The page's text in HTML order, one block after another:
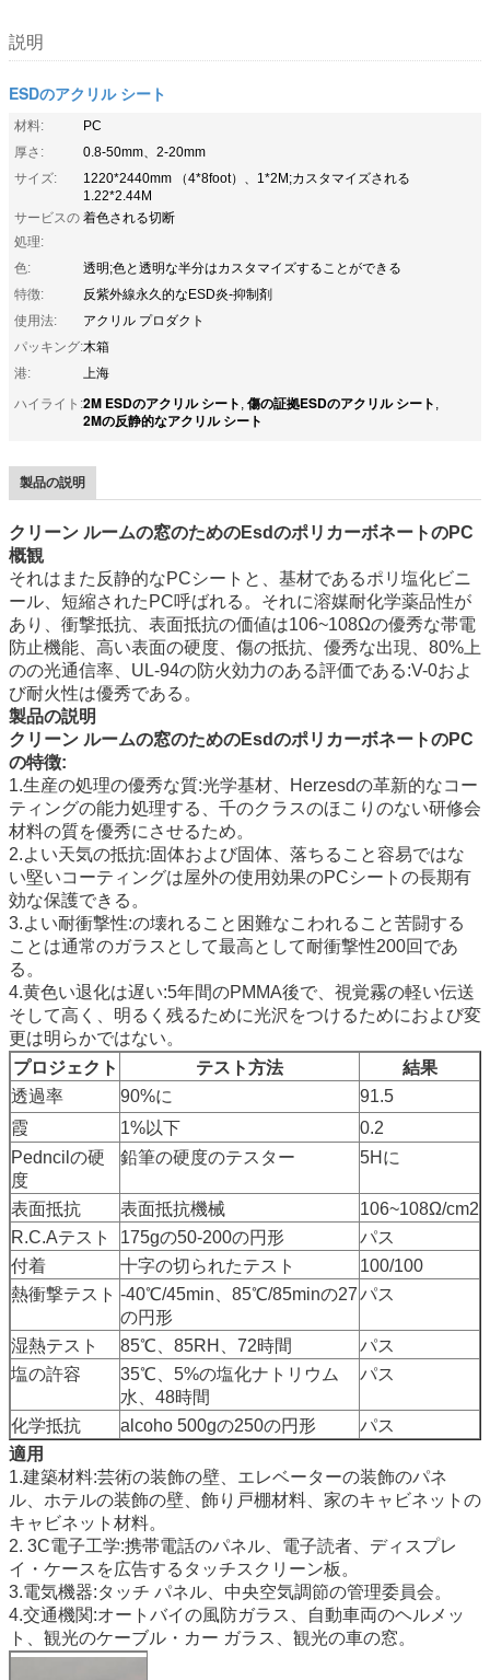
説明
ESDのアクリル シート
材料:
PC
厚さ:
0.8-50mm、2-20mm
サイズ:
1220*2440mm （4*8foot）、1*2M;カスタマイズされる
1.22*2.44M
サービスの
処理:
着色される切断
色:
透明;色と透明な半分はカスタマイズすることができる
特徴:
反紫外線永久的なESD炎-抑制剤
使用法:
アクリル プロダクト
パッキング:木箱
港:
上海
ハイライト:2M ESDのアクリル シート , 傷の証拠ESDのアクリル シート ,
2Mの反静的なアクリル シート
製品の説明
クリーン ルームの窓のためのEsdのポリカーボネートのPC
概観
それはまた反静的なPCシートと、基材であるポリ塩化ビニ
ール、短縮されたPC呼ばれる。それに溶媒耐化学薬品性が
あり、衝撃抵抗、表面抵抗の価値は106~108Ωの優秀な帯電
防止機能、高い表面の硬度、傷の抵抗、優秀な出現、80%上
のの光通信率、UL-94の防火効力のある評価である:V-0およ
び耐火性は優秀である。
製品の説明
クリーン ルームの窓のためのEsdのポリカーボネートのPC
の特徴:
1.生産の処理の優秀な質:光学基材、Herzesdの革新的なコー
ティングの能力処理する、千のクラスのほこりのない研修会
材料の質を優秀にさせるため。
2.よい天気の抵抗:固体および固体、落ちること容易ではな
い堅いコーティングは屋外の使用効果のPCシートの長期有
効な保護できる。
3.よい耐衝撃性:の壊れること困難なこわれること苦闘する
ことは通常のガラスとして最高として耐衝撃性200回であ
る。
4.黄色い退化は遅い:5年間のPMMA後で、視覚霧の軽い伝送
そして高く、明るく残るために光沢をつけるためにおよび変
更は明らかではない。
プロジェクト
テスト方法
結果
透過率
90%に
91.5
霞
1%以下
0.2
Pedncilの硬
度
鉛筆の硬度のテスター 5Hに
表面抵抗 表面抵抗機械
106~108Ω/cm2
R.C.Aテスト
175gの50-200の円形
パス
付着
十字の切られたテスト
100/100
熱衝撃テスト -40℃/45min、85℃/85minの27
の円形
パス
湿熱テスト 85℃、85RH、72時間
パス
塩の許容
35℃、5%の塩化ナトリウム
水、48時間
パス
化学抵抗 alcoho 500gの250の円形
パス
適用
1.建築材料:芸術の装飾の壁、エレベーターの装飾のパネ
ル、ホテルの装飾の壁、飾り戸棚材料、家のキャビネットの
キャビネット材料。
2. 3C電子工学:携帯電話のパネル、電子読者、ディスプレ
イ・ケースを広告するタッチスクリーン板。
3.電気機器:タッチ パネル、中央空気調節の管理委員会。
4.交通機関:オートバイの風防ガラス、自動車両のヘルメッ
ト、観光のケーブル・カー ガラス、観光の車の窓。